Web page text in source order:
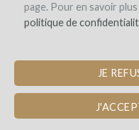
page. Pour en savoir
politique de
JE
LA